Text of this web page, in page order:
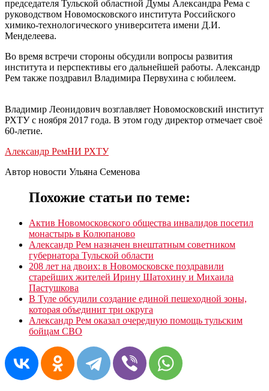
председателя Тульской областной Думы Александра Рема с
руководством Новомосковского института Российского
химико-технологического университета имени Д.И.
Менделеева.
Во время встречи стороны обсудили вопросы развития
института и перспективы его дальнейшей работы. Александр
Рем также поздравил Владимира Первухина с юбилеем.
Владимир Леонидович возглавляет Новомосковский институт
РХТУ с ноября 2017 года. В этом году директор отмечает своё
60-летие.
Александр РемНИ РХТУ
Автор новости Ульяна Семенова
Похожие статьи по теме:
Актив Новомосковского общества инвалидов посетил
монастырь в Колюпаново
Александр Рем назначен внештатным советником
губернатора Тульской области
208 лет на двоих: в Новомосковске поздравили
старейших жителей Ирину Шатохину и Михаила
Пастушкова
В Туле обсудили создание единой пешеходной зоны,
которая объединит три округа
Александр Рем оказал очередную помощь тульским
бойцам СВО